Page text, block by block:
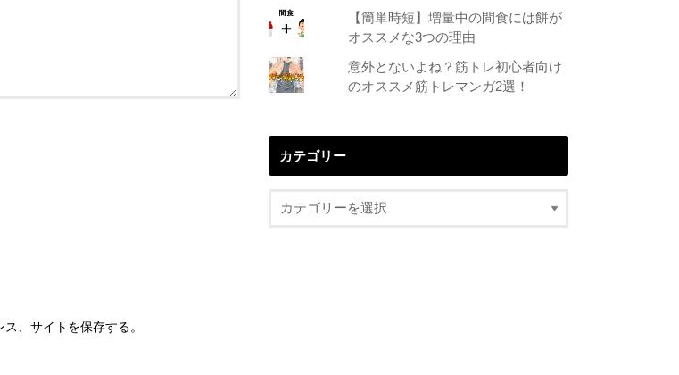
、サイトを保存する。
【簡単時短】増量中の間食には餅が
オススメな3つの理由
意外とないよね？筋トレ初心者向け
のオススメ筋トレマンガ2選！
カテゴリー